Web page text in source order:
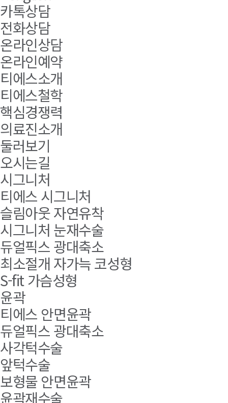
카톡상담
전화상담
온라인상담
온라인예약
티에스소개
티에스철학
핵심경쟁력
의료진소개
둘러보기
오시는길
시그니처
티에스 시그니처
슬림아웃 자연유착
시그니처 눈재수술
듀얼픽스 광대축소
최소절개 자가늑 코성형
S-fit 가슴성형
윤곽
티에스 안면윤곽
듀얼픽스 광대축소
사각턱수술
앞턱수술
보형물 안면윤곽
윤곽재수술